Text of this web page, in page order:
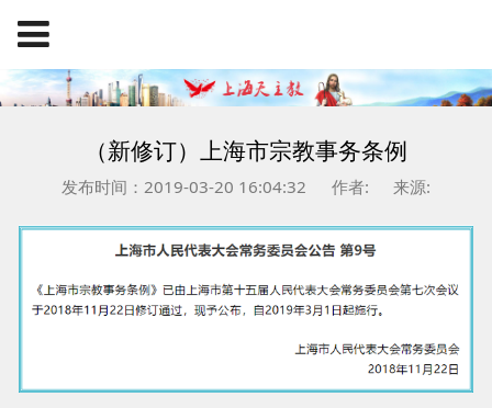
（新修订）上海市宗教事务条例
发布时间：2019-03-20 16:04:32 作者: 来源: